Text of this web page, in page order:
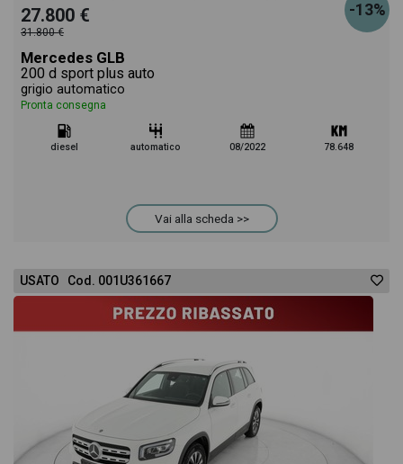
-13%
27.800 €
31.800 €
Mercedes GLB
200 d sport plus auto
grigio automatico
Pronta consegna
diesel automatico 08/2022 78.648
Vai alla scheda >>
USATO Cod. 001U361667